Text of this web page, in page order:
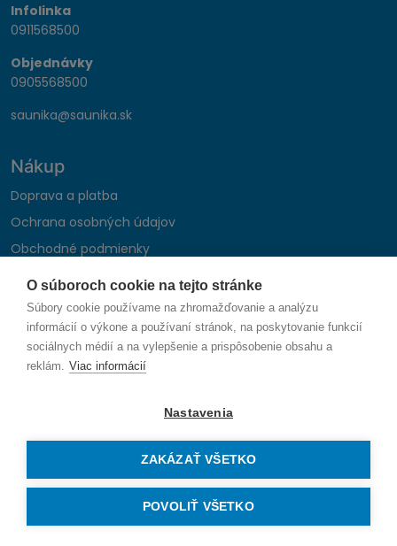
O súboroch cookie na tejto stránke
Súbory cookie používame na zhromažďovanie a analýzu
informácií o výkone a používaní stránok, na poskytovanie funkcií
sociálnych médií a na vylepšenie a prispôsobenie obsahu a
reklám. Viac informácií
Nastavenia
ZAKÁZAŤ VŠETKO
POVOLIŤ VŠETKO
Infolinka
0911568500
Objednávky
0905568500
saunika@saunika.sk
Nákup
Doprava a platba
Ochrana osobných údajov
Obchodné podmienky
Reklamačný poriadok
Montáž autohifi
Formulár na odstúpenie od zmluvy
Sledujte nás
Vytvorené na mieru oddenva.sk
Právo na odstúpenie od zmluvy — odoslať žiadosť o odstúpenie